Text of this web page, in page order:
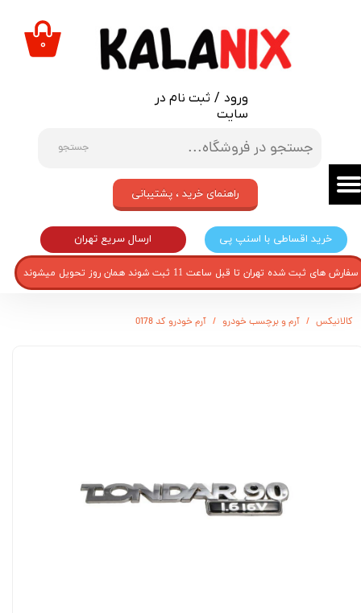
جستجو
ورود / ثبت نام در
سایت
حساب کاربری من
تغییر گذر واژه
خروج از حساب کاربری
۰
خرید اقساطی با اسنپ پی ارسال سریع تهران
راهنمای خرید ، پشتیبانی
سفارش های ثبت شده تهران تا قبل ساعت 11 ثبت شوند همان روز تحویل میشوند
کالانیکس آرم و برچسب خودرو آرم خودرو کد 0178